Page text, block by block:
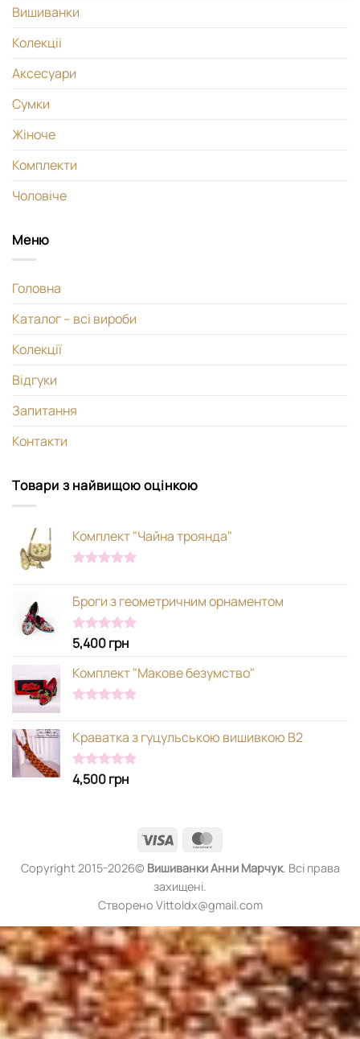
Вишиванки
Колекціі
Аксесуари
Сумки
Жіноче
Комплекти
Чоловіче
Меню
Головна
Каталог – всі вироби
Колекції
Відгуки
Запитання
Контакти
Товари з найвищою оцінкою
Комплект "Чайна троянда"
Броги з геометричним орнаментом
Оцінено в
з 5
5,400грн
Комплект "Макове безумство"
Краватка з гуцульською вишивкою В2
Оцінено в
з 5
4,500грн
Visa
Copyright 2015-2026© ВишиванкиАнни Марчук. Всі права
захищені.
Створено Vittoldx@gmail.com